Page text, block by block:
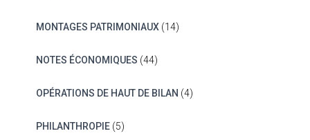
MONTAGES PATRIMONIAUX(14)
NOTES ÉCONOMIQUES (44)
OPÉRATIONS DE HAUT DE BILAN (4)
PHILANTHROPIE(5)